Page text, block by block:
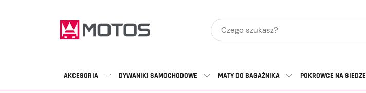
AKCESORIA DYWANIKI SAMOCHODOWE MATY DO BAGAŻNIKA POKROWCE NA